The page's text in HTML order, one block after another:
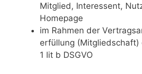
Mitglied, Interessent,
Homepage
im Rahmen der
erfüllung
1 lit b DSGVO